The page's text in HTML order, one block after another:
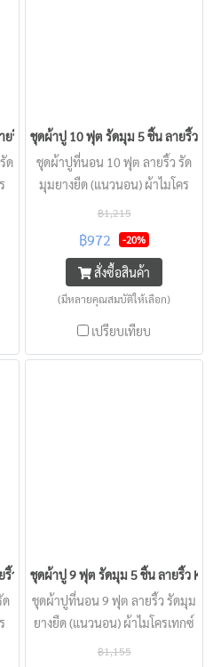
ริ้ว KISS หนา 2 - 22 นิ้ว
ด
ชุดผ้าปู 10 ฟุต รัดมุม 5 ชิ้น ลายริ้ว
ชุดผ้าปูที่นอน 10 ฟุต ลายริ้ว รัด
มุมยางยืด (แนวนอน) ผ้าไมโคร
เทกซ์ KISS แบบโรงแรม นุ่มลื่น
ครอบคลุมทุกความหนาที่นอน
สัมผสเย็น นอนสบาย
฿1,215
฿972 -20%
สั่งซื้อสินค้า
(มีหลายคุณสมบัติให้เลือก)
เปรียบเทียบ
ว KISS หนา 2 - 22 นิ้ว
ด
ชุดผ้าปู 9 ฟุต รัดมุม 5 ชิ้น ลายริ้ว
ชุดผ้าปูที่นอน 9 ฟุต ลายริ้ว รัดมุม
ยางยืด (แนวนอน) ผ้าไมโครเทกซ์
KISS แบบโรงแรม นุ่มลื่น
฿1,155